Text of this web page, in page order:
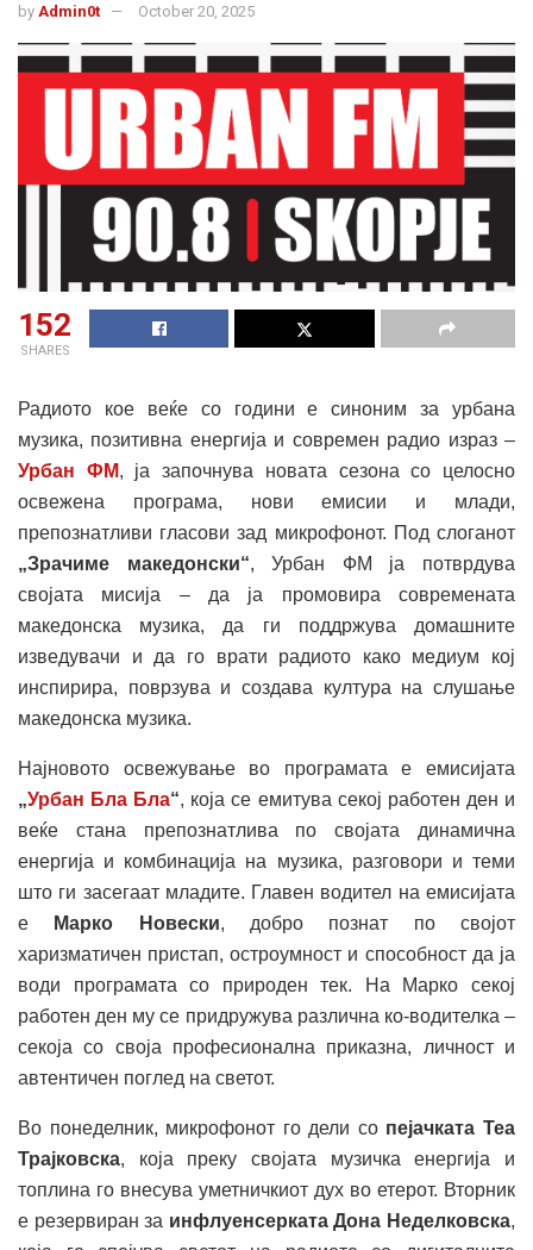
by Admin0t October 20, 2025
152
SHARES
Радиото кое веќе со години е синоним за урбана
музика, позитивна енергија и современ радио израз –
Урбан ФМ, ја започнува новата сезона со целосно
освежена програма, нови емисии и млади,
препознатливи гласови зад микрофонот. Под слоганот
„Зрачиме македонски“, Урбан ФМ ја потврдува
својата мисија – да ја промовира современата
македонска музика, да ги поддржува домашните
изведувачи и да го врати радиото како медиум кој
инспирира, поврзува и создава култура на слушање
македонска музика.
Најновото освежување во програмата е емисијата
„Урбан Бла Бла“, која се емитува секој работен ден и
веќе стана препознатлива по својата динамична
енергија и комбинација на музика, разговори и теми
што ги засегаат младите. Главен водител на емисијата
е
Марко Новески, добро познат по својот
харизматичен пристап, остроумност и способност да ја
води програмата со природен тек. На Марко секој
работен ден му се придружува различна ко-водителка –
секоја со своја професионална приказна, личност и
автентичен поглед на светот.
Во понеделник, микрофонот го дели со пејачката Теа
Трајковска, која преку својата музичка енергија и
топлина го внесува уметничкиот дух во етерот. Вторник
е резервиран за инфлуенсерката Дона Неделковска,